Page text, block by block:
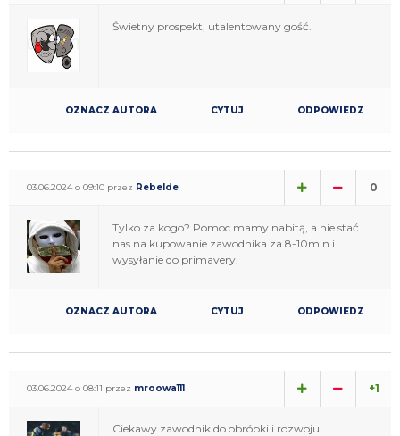
Świetny prospekt, utalentowany gość.
OZNACZ AUTORA CYTUJ ODPOWIEDZ
03.06.2024 o 09:10 przez Rebelde 0
Tylko za kogo? Pomoc mamy nabitą, a nie stać
nas na kupowanie zawodnika za 8-10mln i
wysyłanie do primavery.
OZNACZ AUTORA CYTUJ ODPOWIEDZ
03.06.2024 o 08:11 przez mroowa111 +1
Ciekawy zawodnik do obróbki i rozwoju